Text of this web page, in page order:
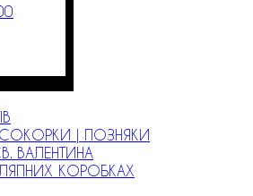
| ПОЗНЯКИ
ВАЛЕНТИНА
КОРОБКАХ